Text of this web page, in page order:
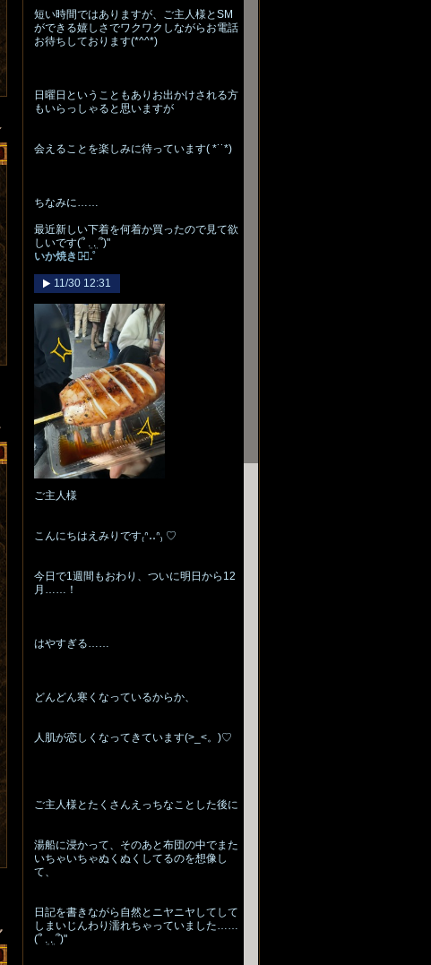
短い時間ではありますが、ご主人様とSM
ができる嬉しさでワクワクしながらお電話
お待ちしております(*^^*)
日曜日ということもありお出かけされる方
もいらっしゃると思いますが
会えることを楽しみに待っています( *˙˙*)‪
ちなみに……
最近新しい下着を何着か買ったので見て欲
しいです(՞ ܸ. .ܸ ՞)"
いか焼き♡̴⟡.˚
11/30 12:31
ご主人様
こんにちはえみりです₍ᐢ‥ᐢ₎ ♡
今日で1週間もおわり、ついに明日から12
月……！
はやすぎる……
どんどん寒くなっているからか、
人肌が恋しくなってきています(>_<。)♡
ご主人様とたくさんえっちなことした後に
湯船に浸かって、そのあと布団の中でまた
いちゃいちゃぬくぬくしてるのを想像し
て、
日記を書きながら自然とニヤニヤしてして
しまいじんわり濡れちゃっていました……
(՞ ܸ. .ܸ ՞)"